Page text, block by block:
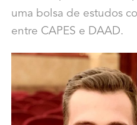
uma bolsa de estudos
entre CAPES e DAAD.